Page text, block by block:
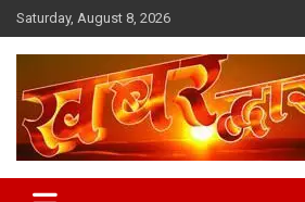
Skip
to
content
Saturday, August 8, 2026
Khabar Dwar